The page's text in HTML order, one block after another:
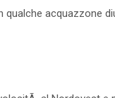
qualche acquazzone